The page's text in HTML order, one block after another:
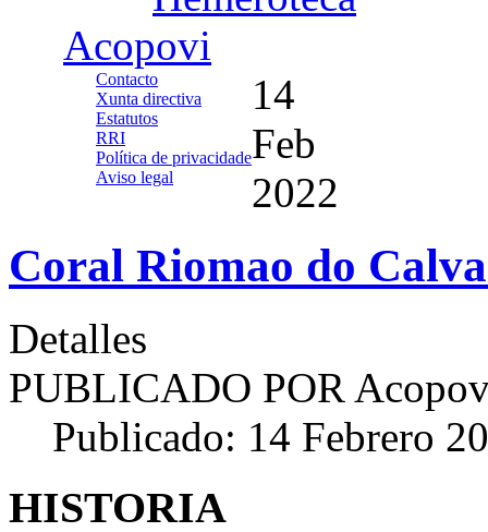
Acopovi
Contacto
Xunta directiva
Estatutos
RRI
Política de privacidade
Aviso legal
14
Feb
2022
Coral Riomao do
Detalles
PUBLICADO POR
Publicado: 14 Febrero
HISTORIA